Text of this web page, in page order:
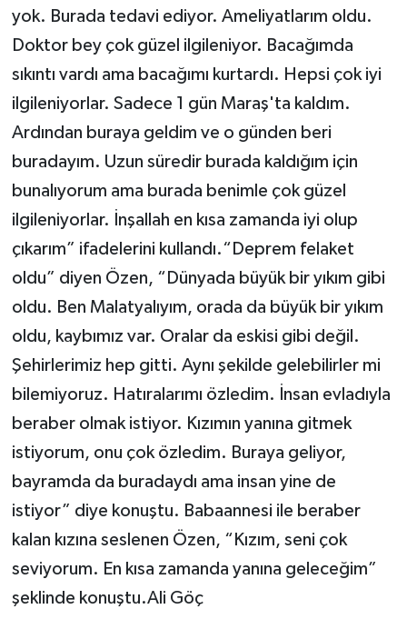
yok. Burada tedavi ediyor. Ameliyatlarım oldu.
Doktor bey çok güzel ilgileniyor. Bacağımda
sıkıntı vardı ama bacağımı kurtardı. Hepsi çok iyi
ilgileniyorlar. Sadece 1 gün Maraş'ta kaldım.
Ardından buraya geldim ve o günden beri
buradayım. Uzun süredir burada kaldığım için
bunalıyorum ama burada benimle çok güzel
ilgileniyorlar. İnşallah en kısa zamanda iyi olup
çıkarım” ifadelerini kullandı.“Deprem felaket
oldu” diyen Özen, “Dünyada büyük bir yıkım gibi
oldu. Ben Malatyalıyım, orada da büyük bir yıkım
oldu, kaybımız var. Oralar da eskisi gibi değil.
Şehirlerimiz hep gitti. Aynı şekilde gelebilirler mi
bilemiyoruz. Hatıralarımı özledim. İnsan evladıyla
beraber olmak istiyor. Kızımın yanına gitmek
istiyorum, onu çok özledim. Buraya geliyor,
bayramda da buradaydı ama insan yine de
istiyor” diye konuştu. Babaannesi ile beraber
kalan kızına seslenen Özen, “Kızım, seni çok
seviyorum. En kısa zamanda yanına geleceğim”
şeklinde konuştu.Ali Göç